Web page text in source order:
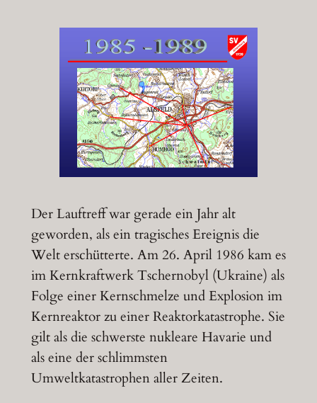
Der Lauftreff war gerade ein Jahr alt
geworden, als ein tragisches Ereignis die
Welt erschütterte. Am 26. April 1986 kam es
im Kernkraftwerk Tschernobyl (Ukraine) als
Folge einer Kernschmelze und Explosion im
Kernreaktor zu einer Reaktorkatastrophe. Sie
gilt als die schwerste nukleare Havarie und
als eine der schlimmsten
Umweltkatastrophen aller Zeiten.